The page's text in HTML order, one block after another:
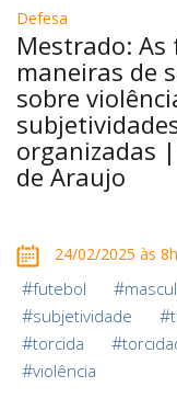
Defesa
Mestrado: As
maneiras de
sobre
organizadas
de Araujo
24/02/2025 às
#futebol #
#subjetividade #
#torcida #
#violência